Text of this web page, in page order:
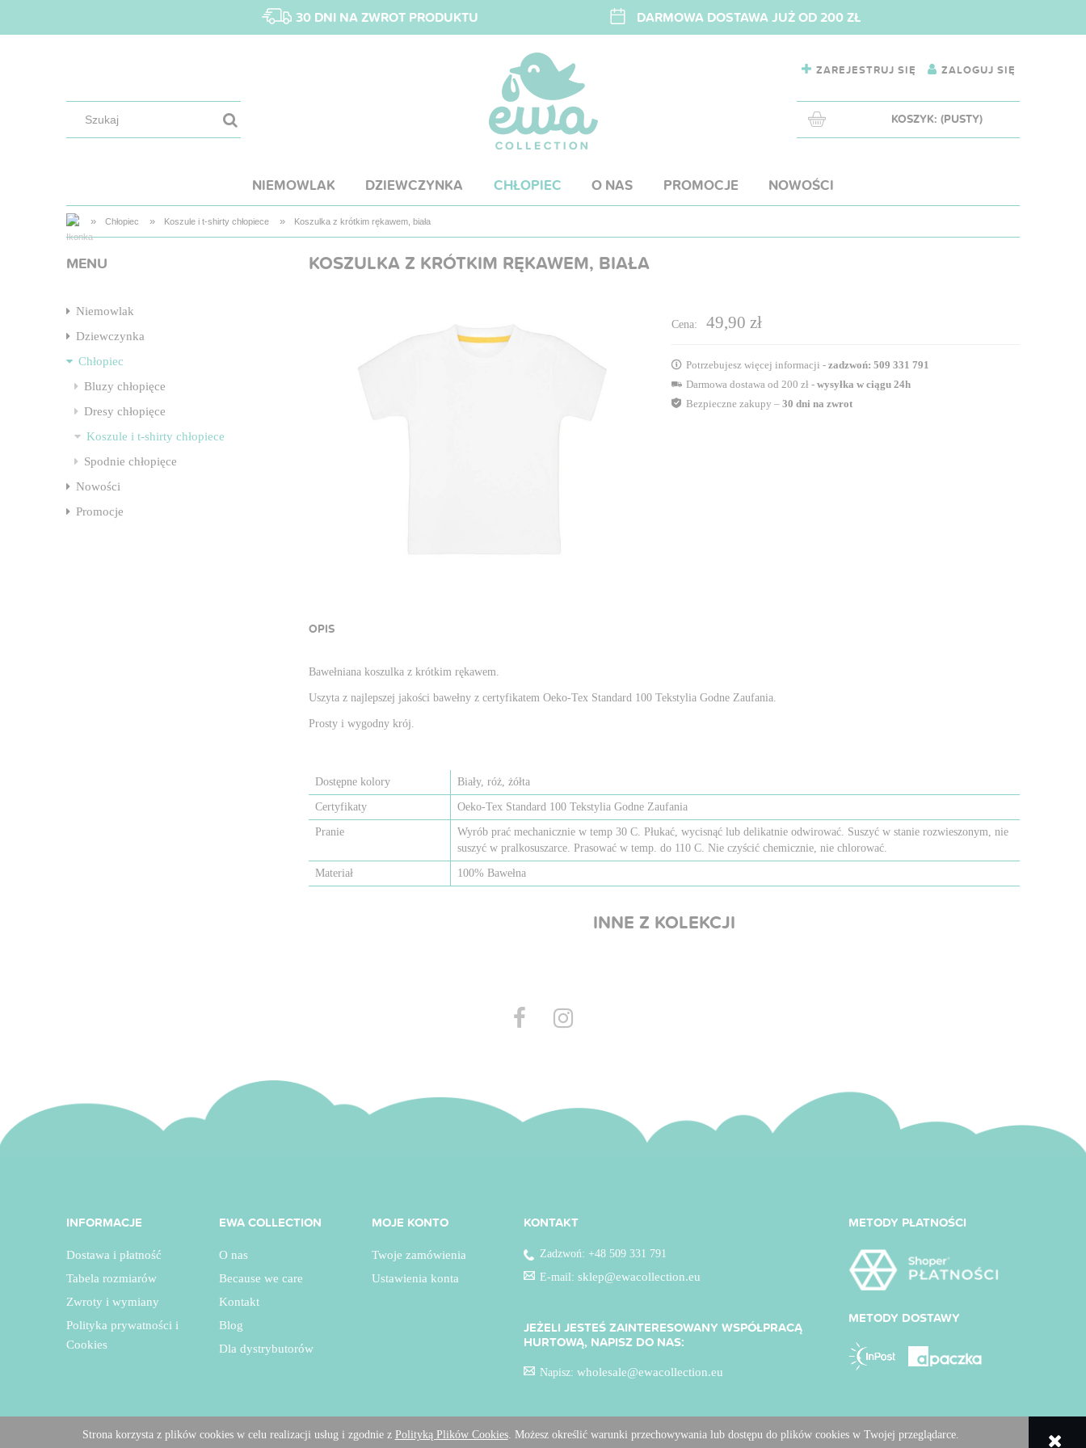
30 DNI NA ZWROT PRODUKTU DARMOWA DOSTAWA JUŻ OD 200 ZŁ
Strona korzysta z plików cookies w celu realizacji usług i zgodnie z Polityką Plików Cookies. Możesz określić warunki przechowywania lub dostępu do plików cookies w Twojej przeglądarce.
ZAREJESTRUJ SIĘ ZALOGUJ SIĘ
KOSZYK: (PUSTY)
NIEMOWLAK DZIEWCZYNKA CHŁOPIEC O NAS PROMOCJE NOWOŚCI
» Chłopiec » Koszule i t-shirty chłopiece » Koszulka z krótkim rękawem, biała
MENU
Niemowlak
Dziewczynka
Chłopiec
Bluzy chłopięce
Dresy chłopięce
Koszule i t-shirty chłopiece
Spodnie chłopięce
Nowości
Promocje
KOSZULKA Z KRÓTKIM RĘKAWEM, BIAŁA
Cena: 49,90 zł
Potrzebujesz więcej informacji -zadzwoń: 509 331 791
Darmowa dostawa od 200 zł -wysyłka w ciągu 24h
Bezpieczne zakupy –30 dni na zwrot
OPIS
Bawełniana koszulka z krótkim rękawem.
Uszyta z najlepszej jakości bawełny z certyfikatem Oeko-Tex Standard 100 Tekstylia Godne Zaufania.
Prosty i wygodny krój.
Dostępne kolory Biały, róż, żółta
Certyfikaty Oeko-Tex Standard 100 Tekstylia Godne Zaufania
Pranie
Wyrób prać mechanicznie w temp 30 C. Płukać, wycisnąć lub delikatnie odwirować. Suszyć w stanie rozwieszonym, nie
suszyć w pralkosuszarce. Prasować w temp. do 110 C. Nie czyścić chemicznie, nie chlorować.
Materiał 100% Bawełna
INNE Z KOLEKCJI
INFORMACJE
Dostawa i płatność
Tabela rozmiarów
Zwroty i wymiany
Polityka prywatności i
Cookies
EWA COLLECTION
O nas
Because we care
Kontakt
Blog
Dla dystrybutorów
MOJE KONTO
Twoje zamówienia
Ustawienia konta
KONTAKT
Zadzwoń: +48 509 331 791
E-mail:sklep@ewacollection.eu
JEŻELI JESTEŚ ZAINTERESOWANY WSPÓŁPRACĄ
HURTOWĄ, NAPISZ DO NAS:
Napisz:wholesale@ewacollection.eu
METODY PŁATNOŚCI
METODY DOSTAWY
Sklep internetowy Shoper.pl